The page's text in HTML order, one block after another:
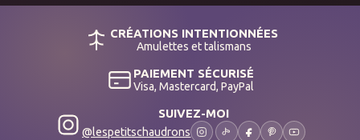
CRÉATIONS INTENTIONNÉES
Amulettes et talismans
PAIEMENT SÉCURISÉ
Visa, Mastercard, PayPal
SUIVEZ-MOI
@lespetitschaudrons